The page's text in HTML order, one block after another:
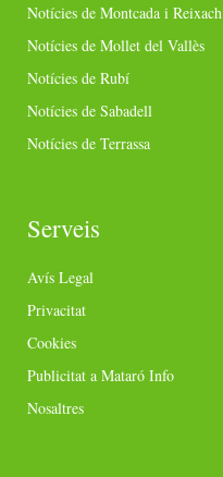
Notícies de Montcada i Reixach
Notícies de Mollet del Vallès
Notícies de Rubí
Notícies de Sabadell
Notícies de Terrassa
Serveis
Avís Legal
Privacitat
Cookies
Publicitat a Mataró Info
Nosaltres